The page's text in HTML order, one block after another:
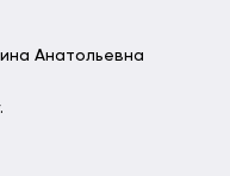
Анатольевна